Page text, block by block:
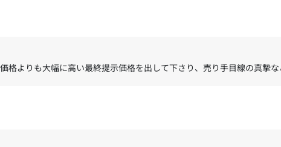
格よりも大幅に高い最終提示価格を出して下さり、売り手目線の真摯な